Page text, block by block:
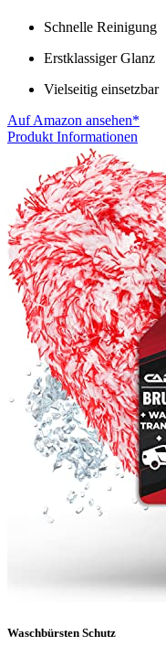
Schnelle Reinigung
Erstklassiger Glanz
Vielseitig einsetzbar
Auf Amazon ansehen*
Produkt Informationen
Waschbürsten Schutz